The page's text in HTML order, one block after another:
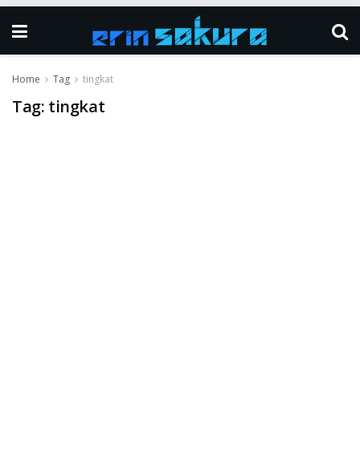
Home Tag tingkat
Tag: tingkat